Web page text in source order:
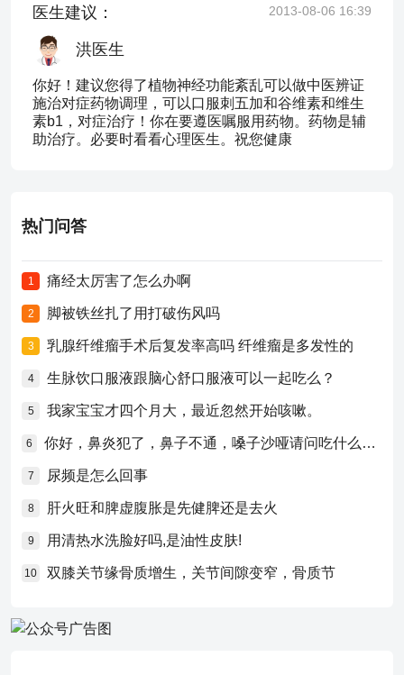
医生建议： 2013-08-06 16:39
洪医生
你好！建议您得了植物神经功能紊乱可以做中医辨证
施治对症药物调理，可以口服刺五加和谷维素和维生
素b1，对症治疗！你在要遵医嘱服用药物。药物是辅
助治疗。必要时看看心理医生。祝您健康
热门问答
1 痛经太厉害了怎么办啊
2 脚被铁丝扎了用打破伤风吗
3 乳腺纤维瘤手术后复发率高吗 纤维瘤是多发性的
4 生脉饮口服液跟脑心舒口服液可以一起吃么？
5 我家宝宝才四个月大，最近忽然开始咳嗽。
6 你好，鼻炎犯了，鼻子不通，嗓子沙哑请问吃什么药比较好？
7 尿频是怎么回事
8 肝火旺和脾虚腹胀是先健脾还是去火
9 用清热水洗脸好吗,是油性皮肤!
10 双膝关节缘骨质增生，关节间隙变窄，骨质节